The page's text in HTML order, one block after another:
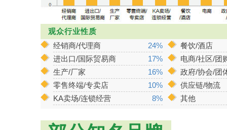
观众行业性质
经销商/代理商
24%
进出口/国际贸易商
17%
生产/厂家
16%
零售终端/专卖店
10%
KA卖场/连锁经营
8%
餐饮/酒店
电商/社区/团
政府/协会/团
供应链/物流
其他